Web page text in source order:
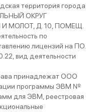
территория города
ОКРУГ
МОЛОТ, Д. 10, ПОМЕЩ.
по
лицензий на ПО.
вид деятельности
принадлежат ООО
программы ЭВМ №
для ЭВМ, реестровая